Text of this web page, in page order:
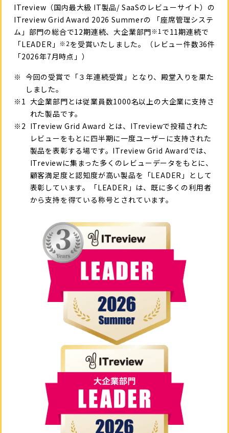
ITreview（国内最大級 IT製品/ SaaSのレビューサイト）の
ITreview Grid Award 2026 Summerの 「座席管理システ
ム」部門の総合で12期連続、大企業部門※1 で11期連続で
「LEADER」 ※2を受賞いたしました。（レビュー件数36件
「2026年7月時点」）
※ 今回の受賞で「３年連続受賞」となり、殿堂入りを果た
しました。
※1 大企業部門とは従業員数1000名以上の大企業に支持さ
れた製品です。
※2 ITreview Grid Award とは、ITreviewで投稿された
レビューをもとに四半期に一度ユーザーに支持された
製品を表彰する場です。ITreview Grid Awardでは、
ITreviewに集まった多くのレビューデータをもとに、
顧客満足度と認知度が高い製品を「LEADER」として
表彰しています。「LEADER」は、既に多くの利用者
から支持を得ている称号とされています。